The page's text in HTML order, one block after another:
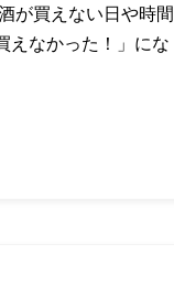
が買えない日や時間
えなかった！」にな